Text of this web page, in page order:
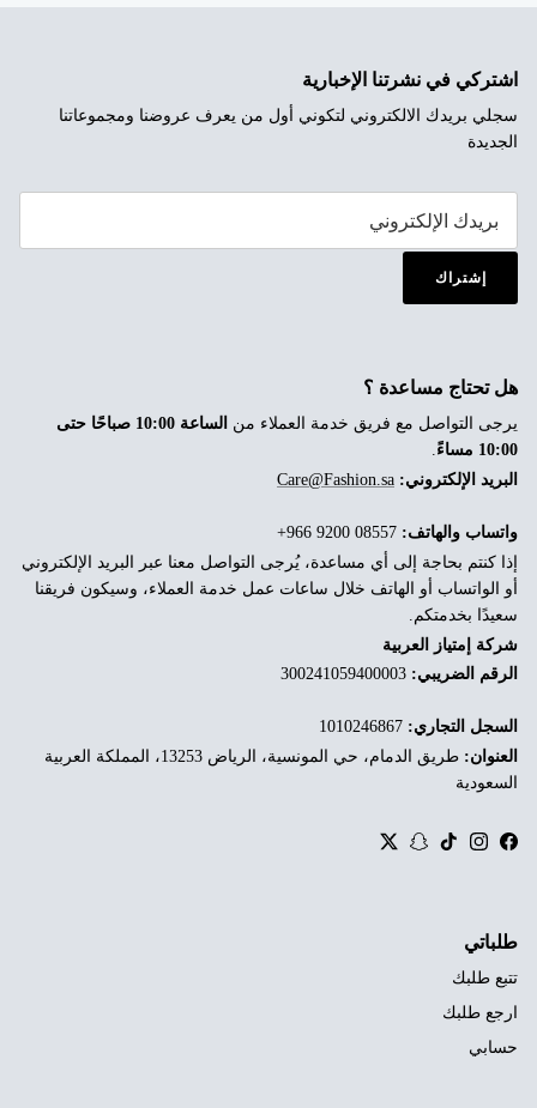
اشتركي في نشرتنا الإخبارية
سجلي بريدك الالكتروني لتكوني أول من يعرف عروضنا ومجموعاتنا
الجديدة
إشتراك
هل تحتاج مساعدة ؟
يرجى التواصل مع فريق خدمة العملاء من
الساعة 10:00 صباحًا حتى
10:00 مساءً
.
البريد الإلكتروني: Care@Fashion.sa
واتساب والهاتف:
إذا كنتم بحاجة إلى أي مساعدة، يُرجى التواصل معنا عبر البريد الإلكتروني
أو الواتساب أو الهاتف خلال ساعات عمل خدمة العملاء، وسيكون فريقنا
سعيدًا بخدمتكم.
شركة إمتياز العربية
الرقم الضريبي:
السجل التجاري:
العنوان:
طريق الدمام، حي المونسية، الرياض 13253، المملكة العربية
السعودية
Facebook
Instagram
TikTok
Snapchat
Twitter
طلباتي
تتبع طلبك
ارجع طلبك
حسابي